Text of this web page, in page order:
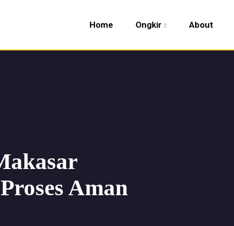
Home Ongkir About
Aman